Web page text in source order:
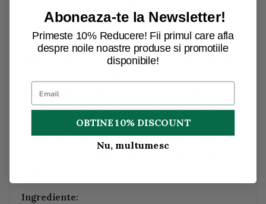
organice, acest ceai combina arome naturale de
fructe, oferind o experienta gustativa placuta si
revigoranta. Fara adaos de zahar, conservanti sau
arome artificiale, ceaiul Holle este sigur si benefic
relaxare sau ca bautura racoritoare in orice
moment al zilei, ceaiul bio de fructe flamingo
pentru copii de la Holle este o optiune sanatoasa
si gustoasa. Bucurati-va de o hidratare sanatoasa
si naturala cu ceaiul bio de fructe flamingo pentru
Ingrediente:
Aboneaza-te la Newsletter!
Primeste 10% Reducere! Fii primul care afla
despre noile noastre produse si promotiile
disponibile!
OBTINE 10% DISCOUNT
Nu, multumesc